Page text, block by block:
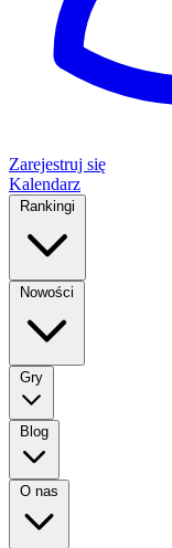
Zarejestruj się
Kalendarz
Rankingi
Nowości
Gry
Blog
O nas